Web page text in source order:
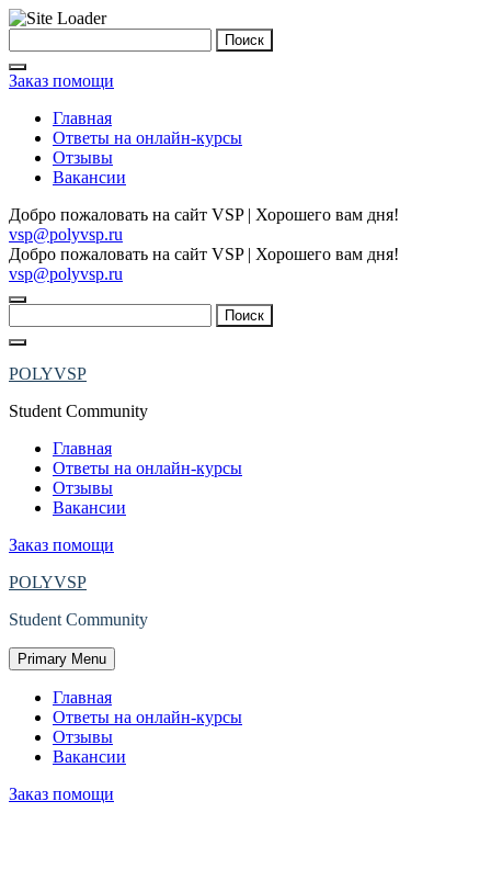
to
content
Заказ помощи
Главная
Ответы на онлайн-курсы
Отзывы
Вакансии
Добро пожаловать на сайт VSP | Хорошего вам дня!
vsp@polyvsp.ru
Добро пожаловать на сайт VSP | Хорошего вам дня!
vsp@polyvsp.ru
POLYVSP
Student Community
Главная
Ответы на онлайн-курсы
Отзывы
Вакансии
Заказ помощи
POLYVSP
Student Community
Primary Menu
Главная
Ответы на онлайн-курсы
Отзывы
Вакансии
Заказ помощи